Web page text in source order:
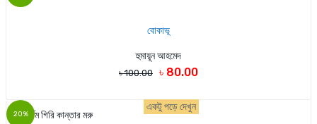
বোকাভূ
হুমায়ূন আহমেদ
৳ 100.00 ৳ 80.00
20%
একটু পড়ে দেখুন